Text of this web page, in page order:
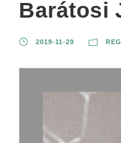
Barátosi
2019-11-29